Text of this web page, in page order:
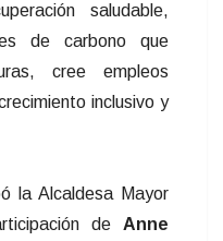
saludable,
de carbono que
cree empleos
inclusivo y
la Alcaldesa Mayor
de Anne